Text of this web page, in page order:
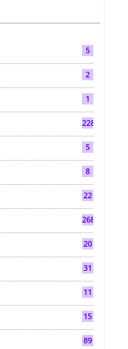
5
2
1
2286
5
8
22
268
20
31
11
15
89